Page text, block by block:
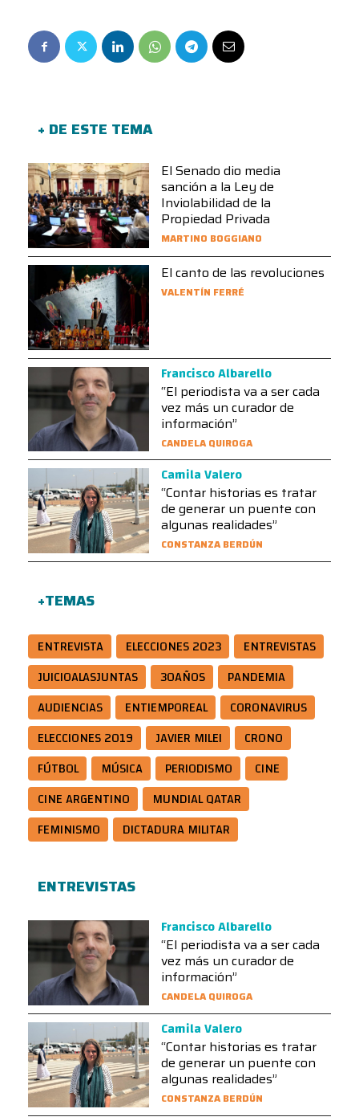
+ DE ESTE TEMA
El Senado dio media
sanción a la Ley de
Inviolabilidad de la
Propiedad Privada
MARTINO BOGGIANO
El canto de las revoluciones
VALENTÍN FERRÉ
Francisco Albarello
“El periodista va a ser cada
vez más un curador de
información”
CANDELA QUIROGA
Camila Valero
“Contar historias es tratar
de generar un puente con
algunas realidades”
CONSTANZA BERDÚN
+TEMAS
ENTREVISTA ELECCIONES 2023
ENTREVISTAS
JUICIOALASJUNTAS
30AÑOS
PANDEMIA
AUDIENCIAS
ENTIEMPOREAL
CORONAVIRUS
ELECCIONES 2019
JAVIER MILEI
CRONO
FÚTBOL
MÚSICA PERIODISMO
CINE
CINE ARGENTINO
MUNDIAL QATAR
FEMINISMO
DICTADURA MILITAR
ENTREVISTAS
Francisco Albarello
“El periodista va a ser cada
vez más un curador de
información”
CANDELA QUIROGA
Camila Valero
“Contar historias es tratar
de generar un puente con
algunas realidades”
CONSTANZA BERDÚN